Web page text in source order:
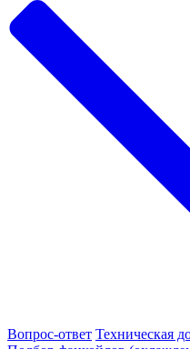
Вопрос-ответ Техническая